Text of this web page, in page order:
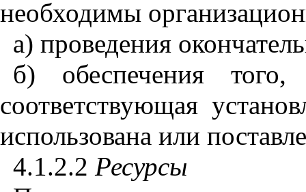
необходимы
а) проведения
б) обеспечения того,
соответствующая
использована или
4.1.2.2 Ресурсы